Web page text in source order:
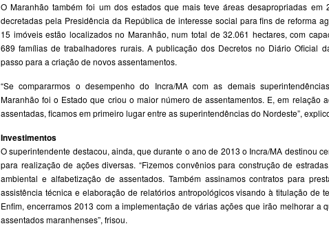
O Maranhão também foi um dos estados que mais teve áreas desapropriadas em
decretadas pela Presidência da República de interesse social para fins de reforma
15 imóveis estão localizados no Maranhão, num total de 32.061 hectares, com
689 famílias de trabalhadores rurais. A publicação dos Decretos no Diário Oficial
passo para a criação de novos assentamentos.
“Se compararmos o desempenho do Incra/MA com as demais
Maranhão foi o Estado que criou o maior número de assentamentos. E, em relação
assentadas, ficamos em primeiro lugar entre as superintendências do Nordeste”,
Investimentos
O superintendente destacou, ainda, que durante o ano de 2013 o Incra/MA destinou
para realização de ações diversas. “Fizemos convênios para construção de
ambiental e alfabetização de assentados. Também assinamos contratos para
assistência técnica e elaboração de relatórios antropológicos visando à titulação de
Enfim, encerramos 2013 com a implementação de várias ações que irão melhorar a
assentados maranhenses”, frisou.